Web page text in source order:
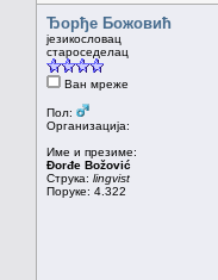
Ђорђе Божовић
језикословац
староседелац
Ван мреже
Пол:
Организација:
Име и презиме:
Đorđe Božović
Струка: lingvist
Поруке: 4.322